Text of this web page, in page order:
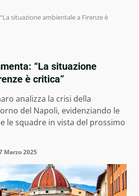
situazione ambientale a Firenze è
“La situazione
è critica”
analizza la crisi della
del Napoli, evidenziando le
le squadre in vista del prossimo
Marzo 2025